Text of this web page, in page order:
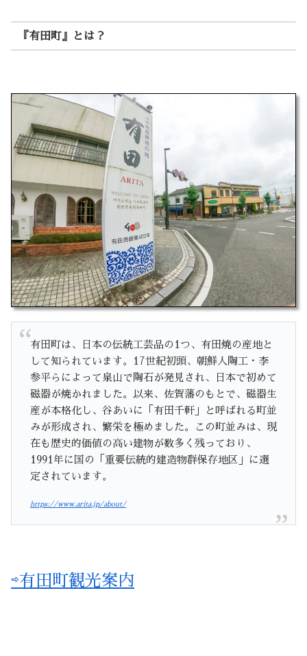
『有田町』とは？
有田町は、日本の伝統工芸品の1つ、有田焼の産地と
して知られています。17世紀初頭、朝鮮人陶工・李
参平らによって泉山で陶石が発見され、日本で初めて
磁器が焼かれました。以来、佐賀藩のもとで、磁器生
産が本格化し、谷あいに「有田千軒」と呼ばれる町並
みが形成され、繁栄を極めました。この町並みは、現
在も歴史的価値の高い建物が数多く残っており、
1991年に国の「重要伝統的建造物群保存地区」に選
定されています。
https://www.arita.jp/about/
⇨有田町観光案内